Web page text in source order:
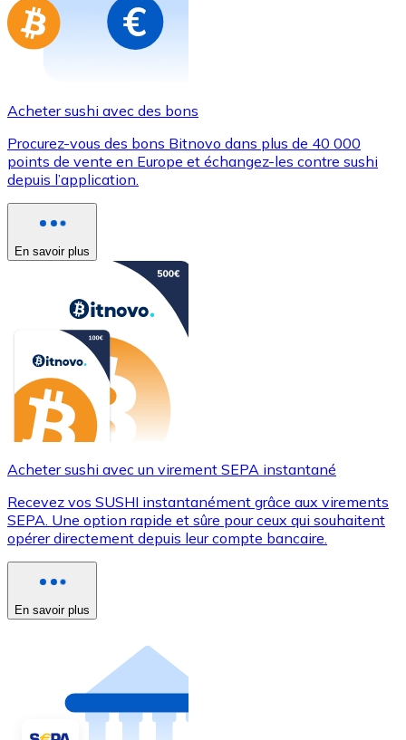
Acheter sushi avec des bons
Procurez-vous des bons Bitnovo dans plus de 40 000
points de vente en Europe et échangez-les contre sushi
depuis l’application.
En savoir plus
Acheter sushi avec un virement SEPA instantané
Recevez vos SUSHI instantanément grâce aux virements
SEPA. Une option rapide et sûre pour ceux qui souhaitent
opérer directement depuis leur compte bancaire.
En savoir plus